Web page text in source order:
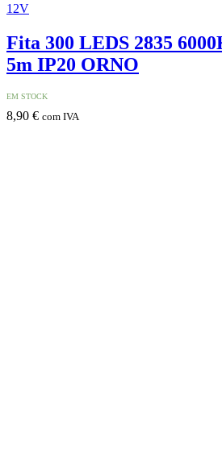
12V
Fita 300 LEDS 2835
5m IP20 ORNO
EM STOCK
8,90 € com IVA